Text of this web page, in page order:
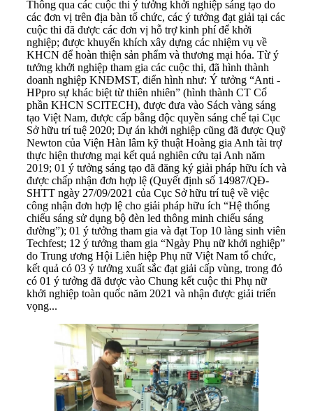
Thông qua các cuộc thi ý tưởng khởi nghiệp sáng tạo do
các đơn vị trên địa bàn tổ chức, các ý tưởng đạt giải tại các
cuộc thi đã được các đơn vị hỗ trợ kinh phí để khởi
nghiệp; được khuyến khích xây dựng các nhiệm vụ về
KHCN để hoàn thiện sản phẩm và thương mại hóa. Từ ý
tưởng khởi nghiệp tham gia các cuộc thi, đã hình thành
doanh nghiệp KNĐMST, điển hình như: Ý tưởng “Anti -
HPpro sự khác biệt từ thiên nhiên” (hình thành CT Cổ
phần KHCN SCITECH), được đưa vào Sách vàng sáng
tạo Việt Nam, được cấp bằng độc quyền sáng chế tại Cục
Sở hữu trí tuệ 2020; Dự án khởi nghiệp cũng đã được Quỹ
Newton của Viện Hàn lâm kỹ thuật Hoàng gia Anh tài trợ
thực hiện thương mại kết quả nghiên cứu tại Anh năm
2019; 01 ý tưởng sáng tạo đã đăng ký giải pháp hữu ích và
được chấp nhận đơn hợp lệ (Quyết định số 14987/QĐ-
SHTT ngày 27/09/2021 của Cục Sở hữu trí tuệ về việc
công nhận đơn hợp lệ cho giải pháp hữu ích “Hệ thống
chiếu sáng sử dụng bộ đèn led thông minh chiếu sáng
đường”); 01 ý tưởng tham gia và đạt Top 10 làng sinh viên
Techfest; 12 ý tưởng tham gia “Ngày Phụ nữ khởi nghiệp”
do Trung ương Hội Liên hiệp Phụ nữ Việt Nam tổ chức,
kết quả có 03 ý tưởng xuất sắc đạt giải cấp vùng, trong đó
có 01 ý tưởng đã được vào Chung kết cuộc thi Phụ nữ
khởi nghiệp toàn quốc năm 2021 và nhận được giải triển
vọng...